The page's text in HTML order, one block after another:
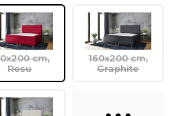
cm,
Rosu
160x200 cm,
Graphite